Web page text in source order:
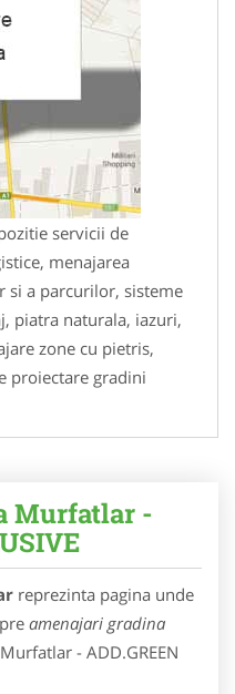
servicii de
menajarea
si a parcurilor, sisteme
piatra naturala, iazuri,
zone cu pietris,
proiectare gradini
Murfatlar -
reprezinta pagina unde
amenajari gradina
- ADD.GREEN